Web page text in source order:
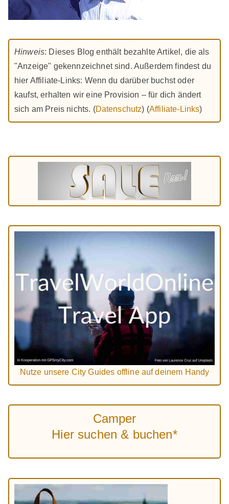
Hinweis: Dieses Blog enthält bezahlte Artikel, die als
"Anzeige" gekennzeichnet sind. Außerdem findest du
hier Affiliate-Links: Wenn du darüber buchst oder
kaufst, erhalten wir eine Provision – für dich ändert
sich am Preis nichts. (Datenschutz) (Affiliate-Links)
Nutze unsere City Guides offline auf deinem Handy
Camper
Hier suchen & buchen*